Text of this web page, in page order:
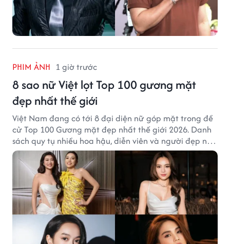
PHIM ẢNH 1 giờ trước
8 sao nữ Việt lọt Top 100 gương mặt
đẹp nhất thế giới
Việt Nam đang có tới 8 đại diện nữ góp mặt trong đề
cử Top 100 Gương mặt đẹp nhất thế giới 2026. Danh
sách quy tụ nhiều hoa hậu, diễn viên và người đẹp nổi
tiếng của showbiz Việt.